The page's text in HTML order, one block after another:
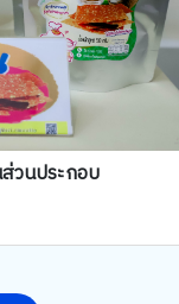
วนประกอบ